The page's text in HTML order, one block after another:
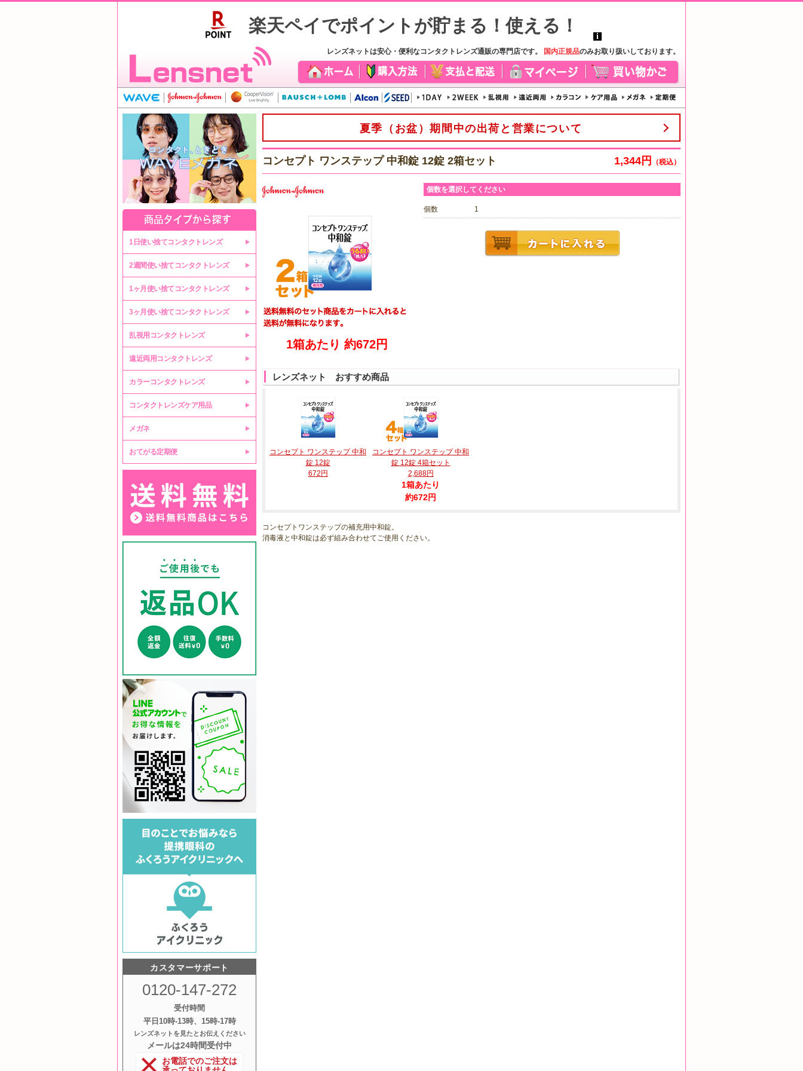
レンズネットは安心・便利なコンタクトレンズ通販の専門店です。 国内正規品のみお取り扱いしております。
1日使い捨てコンタクトレンズ
2週間使い捨てコンタクトレンズ
1ヶ月使い捨てコンタクトレンズ
3ヶ月使い捨てコンタクトレンズ
乱視用コンタクトレンズ
遠近両用コンタクトレンズ
カラーコンタクトレンズ
コンタクトレンズケア用品
メガネ
おてがる定期便
カスタマーサポート
0120-147-272
受付時間
平日10時‐13時、15時‐17時
レンズネットを見たとお伝えください
メールは24時間受付中
お電話でのご注文は
夏季（お盆）期間中の出荷と営業について
コンセプト ワンステップ 中和錠 12錠 2箱セット 1,344円 （税込）
1箱あたり 約672円
個数を選択してください
個数 1
レンズネット おすすめ商品
コンセプト ワンステップ 中和
錠 12錠
672円
コンセプト ワンステップ 中和
錠 12錠 4箱セット
2,688円
1箱あたり
約672円
コンセプトワンステップの補充用中和錠。
消毒液と中和錠は必ず組み合わせてご使用ください。